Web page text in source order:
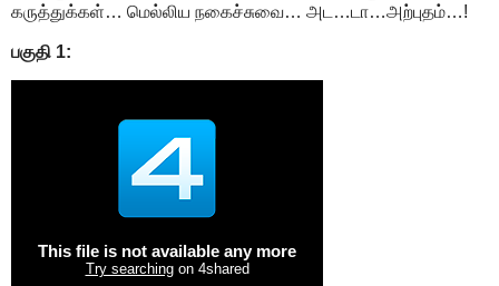
கருத்துக்கள்… மெல்லிய நகைச்சுவை… அட…டா…அற்புதம்…!
பகுதி 1: